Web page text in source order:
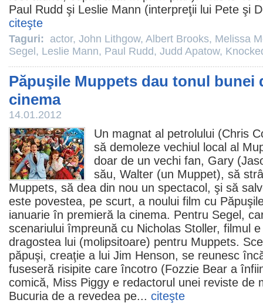
Paul Rudd şi Leslie Mann (interpreţii lui Pete şi
citeşte
Taguri: actor, John Lithgow, Albert Brooks, Melissa
Segel , Leslie Mann, Paul Rudd, Judd Apatow,
Păpuşile Muppets dau tonul bunei
cinema
14.01.2012
Un magnat al petrolului (Chris
să demoleze vechiul local al
doar de un vechi fan, Gary (
său, Walter (un Muppet), să
Muppets, să dea din nou un spectacol, şi să
este povestea, pe scurt, a noului film cu
ianuarie în premieră la cinema. Pentru Segel,
scenariului împreună cu Nicholas Stoller, filmul e
dragostea lui (molipsitoare) pentru Muppets.
păpuşi, creaţie a lui Jim Henson, se reunesc
fuseseră risipite care încotro (Fozzie Bear a
comică, Miss Piggy e redactorul unei reviste de
Bucuria de a revedea pe... citeşte